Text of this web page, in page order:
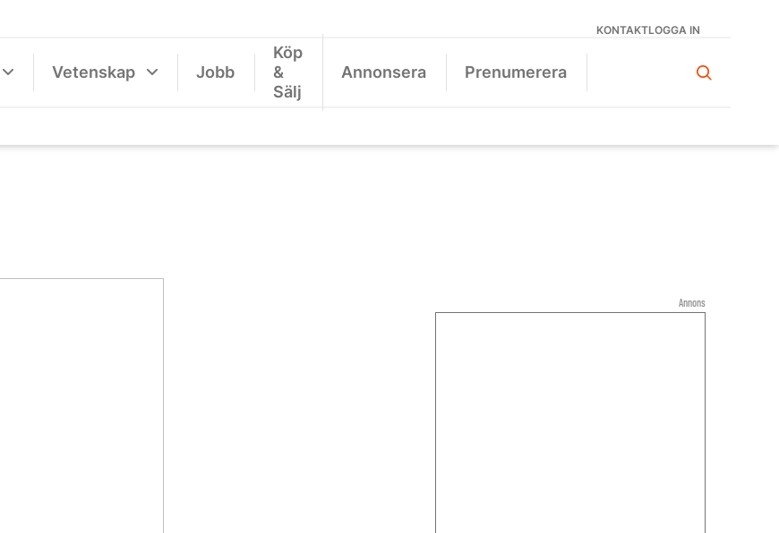
KONTAKTLOGGA IN
Vetenskap Jobb
Köp
&
Sälj
Annonsera Prenumerera
Annons